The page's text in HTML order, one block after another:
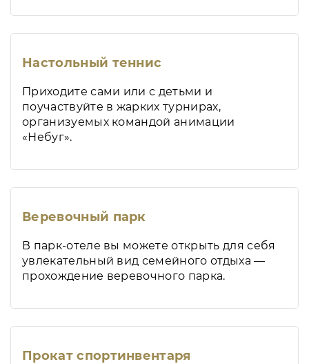
Настольный теннис
Приходите сами или с детьми и
поучаствуйте в жарких турнирах,
организуемых командой анимации
«Небуг».
Веревочный парк
В парк-отеле вы можете открыть для себя
увлекательный вид семейного отдыха —
прохождение веревочного парка.
Прокат спортинвентаря